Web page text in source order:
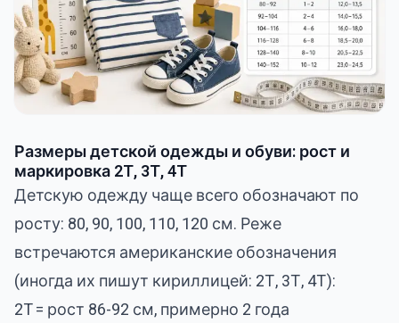
Размеры детской одежды и обуви: рост и
маркировка 2T, 3T, 4T
Детскую одежду чаще всего обозначают по
росту: 80, 90, 100, 110, 120 см. Реже
встречаются американские обозначения
(иногда их пишут кириллицей: 2Т, 3Т, 4Т):
2T = рост 86-92 см, примерно 2 года